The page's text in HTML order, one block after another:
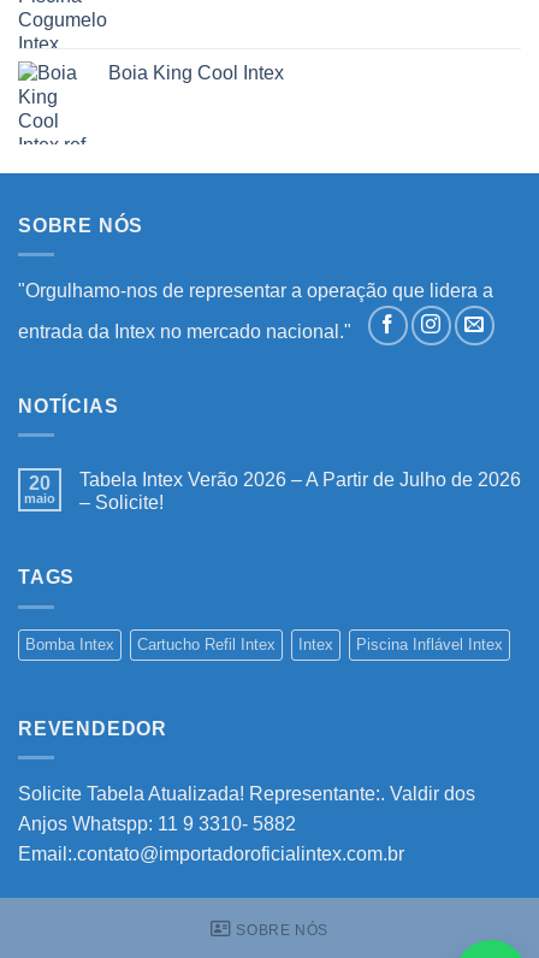
Boia King Cool Intex
SOBRE NÓS
"Orgulhamo-nos de representar a operação que lidera a
entrada da Intex no mercado nacional."
NOTÍCIAS
20
maio
Tabela Intex Verão 2026 – A Partir de Julho de 2026
– Solicite!
–
A
2026
TAGS
Bomba Intex Cartucho Refil Intex Intex Piscina Inflável Intex
REVENDEDOR
Solicite Tabela Atualizada! Representante:. Valdir dos
Anjos Whatspp: 11 9 3310- 5882
Email:.contato@importadoroficialintex.com.br
SOBRE NÓS